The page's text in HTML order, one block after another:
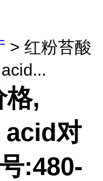
> 红粉苔酸
格,
对
:480-